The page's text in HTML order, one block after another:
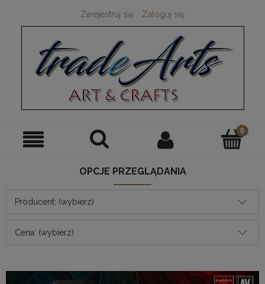
Zarejestruj się Zaloguj się
OPCJE PRZEGLĄDANIA
Producent: (wybierz)
Cena: (wybierz)